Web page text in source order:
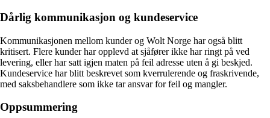
Dårlig kommunikasjon og kundeservice
Kommunikasjonen mellom kunder og Wolt Norge har også blitt
kritisert. Flere kunder har opplevd at sjåfører ikke har ringt på ved
levering, eller har satt igjen maten på feil adresse uten å gi beskjed.
Kundeservice har blitt beskrevet som kverrulerende og fraskrivende,
med saksbehandlere som ikke tar ansvar for feil og mangler.
Oppsummering